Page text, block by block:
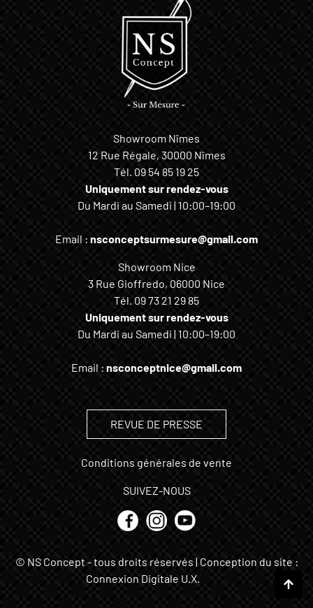
Showroom Nîmes
12 Rue Régale, 30000 Nîmes
Tél. 09 54 85 19 25
Uniquement sur rendez-vous
Du Mardi au Samedi | 10:00–19:00
Email : nsconceptsurmesure@gmail.com
Showroom Nice
3 Rue Gioffredo, 06000 Nice
Tél. 09 73 21 29 85
Uniquement sur rendez-vous
Du Mardi au Samedi | 10:00–19:00
Email : nsconceptnice@gmail.com
REVUE DE PRESSE
Conditions générales de vente
SUIVEZ-NOUS
© NS Concept - tous droits réservés | Conception du site :
Connexion Digitale U.X.